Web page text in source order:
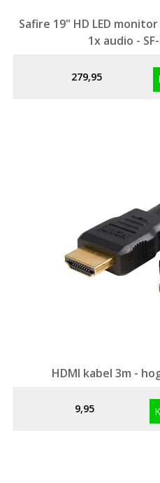
Safire 19" HD LED
1x audio -
279,95
HDMI kabel 3m -
9,95